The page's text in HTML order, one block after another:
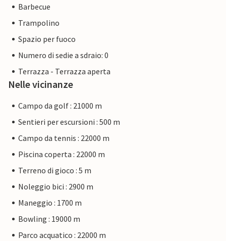
Barbecue
Trampolino
Spazio per fuoco
Numero di sedie a sdraio: 0
Terrazza - Terrazza aperta
Nelle vicinanze
Campo da golf : 21000 m
Sentieri per escursioni : 500 m
Campo da tennis : 22000 m
Piscina coperta : 22000 m
Terreno di gioco : 5 m
Noleggio bici : 2900 m
Maneggio : 1700 m
Bowling : 19000 m
Parco acquatico : 22000 m